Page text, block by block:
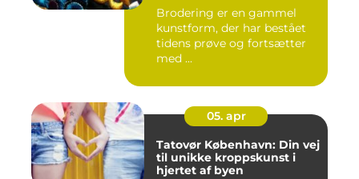
Brodering er en gammel
kunstform, der har bestået
tidens prøve og fortsætter
med ...
05. apr
Tatovør København: Din vej
til unikke kroppskunst i
hjertet af byen